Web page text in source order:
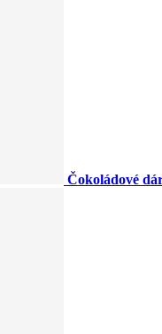
Čokoládové